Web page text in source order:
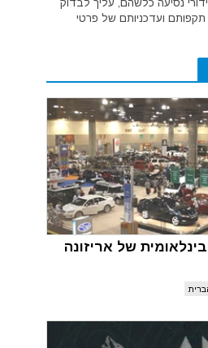
נסיעה כלשהם, עליך לבדוק
ועדכניותם של פרטי
של אריזונה